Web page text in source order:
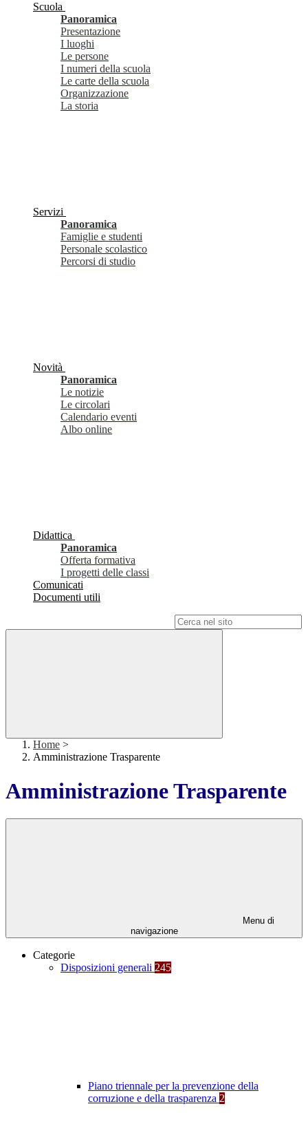
Scuola
Panoramica
Presentazione
I luoghi
Le persone
I numeri della scuola
Le carte della scuola
Organizzazione
La storia
Servizi
Panoramica
Famiglie e studenti
Personale scolastico
Percorsi di studio
Novità
Panoramica
Le notizie
Le circolari
Calendario eventi
Albo online
Didattica
Panoramica
Offerta formativa
I progetti delle classi
Comunicati
Documenti utili
Home >
Amministrazione Trasparente
Amministrazione Trasparente
Menu di
navigazione
Categorie
Disposizioni generali 245
Piano triennale per la prevenzione della
corruzione e della trasparenza 2